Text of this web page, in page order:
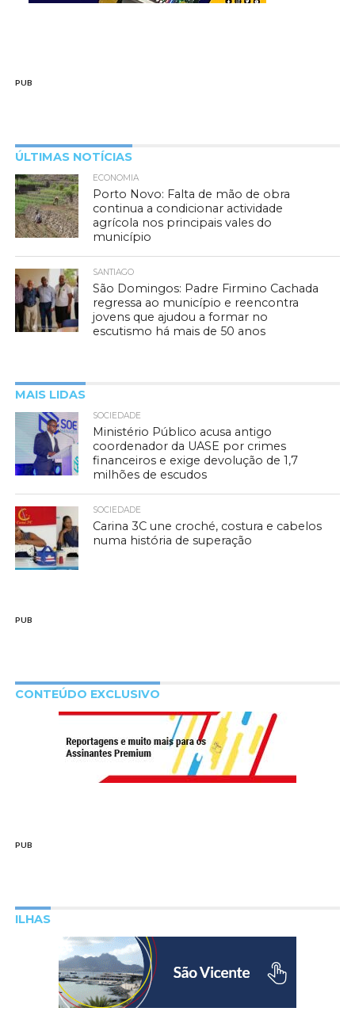
PUB
ÚLTIMAS NOTÍCIAS
ECONOMIA
Porto Novo: Falta de mão de obra
continua a condicionar actividade
agrícola nos principais vales do
município
SANTIAGO
São Domingos: Padre Firmino Cachada
regressa ao município e reencontra
jovens que ajudou a formar no
escutismo há mais de 50 anos
MAIS LIDAS
SOCIEDADE
Ministério Público acusa antigo
coordenador da UASE por crimes
financeiros e exige devolução de 1,7
milhões de escudos
SOCIEDADE
Carina 3C une croché, costura e cabelos
numa história de superação
PUB
CONTEÚDO EXCLUSIVO
PUB
ILHAS